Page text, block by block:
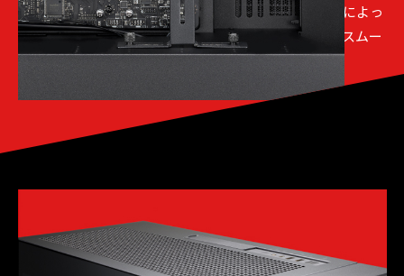
また、滑りを防止するラバーを装着した大型スタンドによっ
て、本体底面のクリアランスを確保し、確実な設置とスムー
ズなエアフローをサポートします。